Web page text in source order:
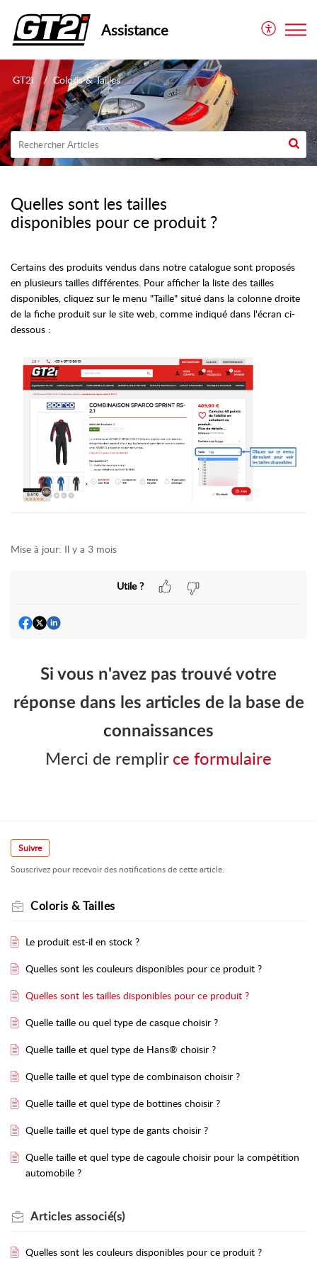
Assistance
GT2i Coloris & Tailles
Quelles sont les tailles
disponibles pour ce produit ?
Certains des produits vendus dans notre catalogue sont proposés
en plusieurs tailles différentes. Pour afficher la liste des tailles
disponibles, cliquez sur le menu "Taille" situé dans la colonne droite
de la fiche produit sur le site web, comme indiqué dans l'écran ci-
dessous :
Mise à jour: Il y a 3 mois
Utile ?
Si vous n'avez pas trouvé votre
réponse dans les articles de la base de
connaissances
Merci de remplirce formulaire
Suivre
Souscrivez pour recevoir des notifications de cette article.
Coloris & Tailles
Le produit est-il en stock ?
Quelles sont les couleurs disponibles pour ce produit ?
Quelles sont les tailles disponibles pour ce produit ?
Quelle taille ou quel type de casque choisir ?
Quelle taille et quel type de Hans® choisir ?
Quelle taille et quel type de combinaison choisir ?
Quelle taille et quel type de bottines choisir ?
Quelle taille et quel type de gants choisir ?
Quelle taille et quel type de cagoule choisir pour la compétition
automobile ?
Articles associé(s)
Quelles sont les couleurs disponibles pour ce produit ?